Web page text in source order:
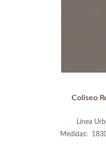
Coliseo
Línea
Medidas: